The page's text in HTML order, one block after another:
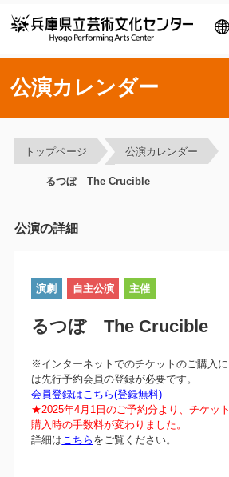
公演カレンダー
トップページ 公演カレンダー
るつぼ The Crucible
公演の詳細
演劇 自主公演 主催
るつぼ The Crucible
※インターネットでのチケットのご購入に
は先行予約会員の登録が必要です。
会員登録はこちら(登録無料)
★2025年4月1日のご予約分より、チケット
購入時の手数料が変わりました。
詳細はこちら をご覧ください。